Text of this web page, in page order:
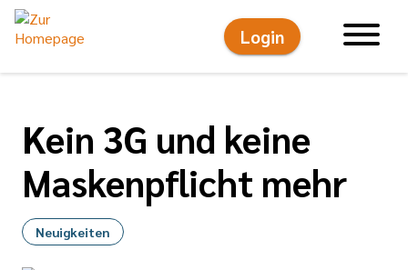
Login
Kein 3G und keine
Maskenpflicht mehr
Neuigkeiten